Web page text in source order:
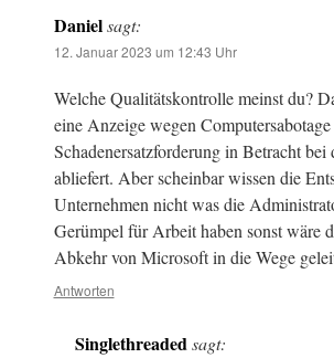
Daniel sagt:
12. Januar 2023 um 12:43 Uhr
Welche Qualitätskontrolle meinst du?
eine Anzeige wegen
Schadenersatzforderung in Betracht
abliefert. Aber scheinbar wissen die
Unternehmen nicht was die
Gerümpel für Arbeit haben sonst wäre
Abkehr von Microsoft in die Wege
Antworten
Singlethreadedsagt: